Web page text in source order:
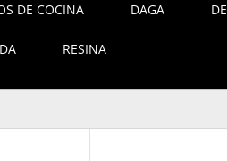
DE COCINA DAGA
RESINA